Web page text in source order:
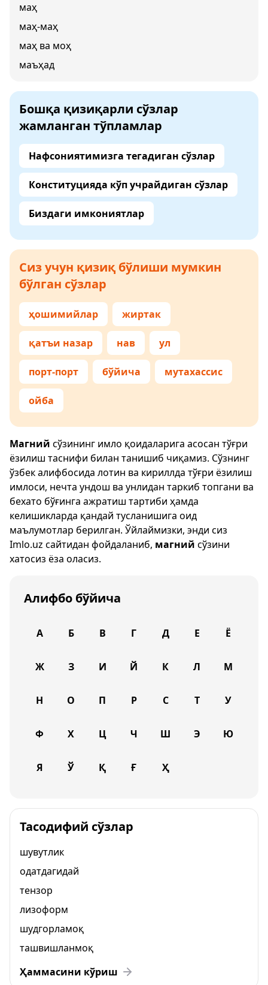
маҳ
маҳ-маҳ
маҳ ва моҳ
маъҳад
Бошқа қизиқарли сўзлар
жамланган тўпламлар
Нафсониятимизга тегадиган сўзлар
Конституцияда кўп учрайдиган сўзлар
Биздаги имкониятлар
Сиз учун қизиқ бўлиши мумкин
бўлган сўзлар
ҳошимийлар жиртак
қатъи назар нав ул
порт-порт бўйича мутахассис
ойба
Магний сўзининг имло қоидаларига асосан тўғри
ёзилиш таснифи билан танишиб чиқамиз. Сўзнинг
ўзбек алифбосида лотин ва кириллда тўғри ёзилиш
имлоси, нечта ундош ва унлидан таркиб топгани ва
бехато бўғинга ажратиш тартиби ҳамда
келишикларда қандай тусланишига оид
маълумотлар берилган. Ўйлаймизки, энди сиз
Imlo.uz сайтидан фойдаланиб, магний сўзини
хатосиз ёза оласиз.
Алифбо бўйича
А Б В Г Д Е Ё
Ж З И Й К Л М
Н О П Р С Т У
Ф Х Ц Ч Ш Э Ю
Я Ў Қ Ғ Ҳ
Тасодифий сўзлар
шувутлик
одатдагидай
тензор
лизоформ
шудгорламоқ
ташвишланмоқ
Ҳаммасини кўриш